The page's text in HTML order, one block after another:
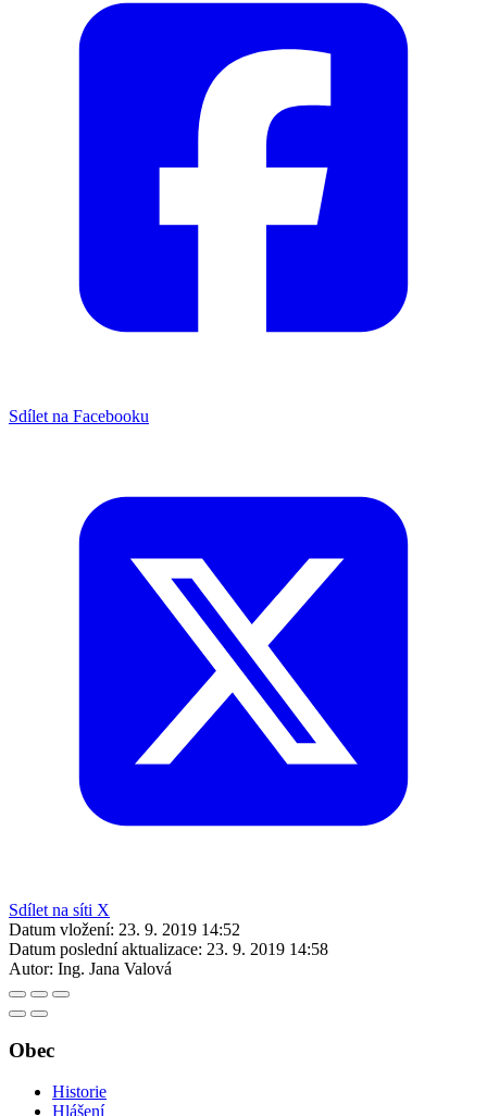
Sdílet na Facebooku
Sdílet na síti X
Datum vložení: 23. 9. 2019 14:52
Datum poslední aktualizace: 23. 9. 2019 14:58
Autor: Ing. Jana Valová
Obec
Historie
Hlášení